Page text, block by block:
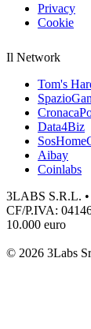
Privacy
Cookie
Il Network
Tom's
Data4Biz
Aibay
Coinlabs
3LABS S.R.L. •
CF/P.IVA:
10.000 euro
© 2026 3Labs